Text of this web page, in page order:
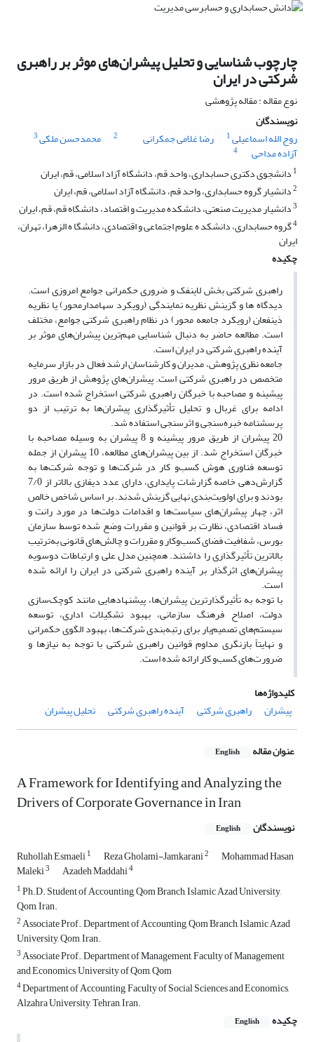
چارچوب شناسایی و تحلیل پیشران‌های موثر بر راهبری
شرکتی در ایران
نوع مقاله : مقاله پژوهشی
نویسندگان
روح الله اسماعیلی1 رضا غلامی جمکرانی 2 محمدحسن ملکی3
آزاده مداحی
4
1 دانشجوی دکتری حسابداری، واحد قم، دانشگاه آزاد اسلامی، قم، ایران
2دانشیار گروه حسابداری، واحد قم، دانشگاه آزاد اسلامی، قم، ایران
3دانشیار مدیریت صنعتی، دانشکده مدیریت و اقتصاد، دانشگاه قم، قم، ایران
4گروه حسابداری، دانشکد ه علوم اجتماعی و اقتصادی، دانشگا ه الزهرا، تهران،
ایران
چکیده
راهبری شرکتی بخش لاینفک و ضروری حکمرانی جوامع امروزی است.
دیدگاه ها و گزینش نظریه نمایندگی (رویکرد سهامدارمحور) یا نظریه
ذینفعان (رویکرد جامعه محور) در نظام راهبری شرکتی جوامع، مختلف
است. مطالعه حاضر به دنبال شناسایی مهم‌ترین پیشران‌های موثر بر
آینده راهبری شرکتی در ایران است.
جامعه نظری پژوهش، مدیران و کارشناسان ارشد فعال در بازار سرمایه
متخصص در راهبری شرکتی است. پیشران‌های پژوهش از طریق مرور
پیشینه و مصاحبه با خبرگان راهبری شرکتی استخراج شده است. در
ادامه برای غربال و تحلیل تأثیرگذاری پیشران‌ها به ترتیب از دو
پرسشنامه خبره‌سنجی و اثرسنجی استفاده شد.
20 پیشران از طریق مرور پیشینه و 8 پیشران به وسیله مصاحبه با
خبرگان استخراج شد. از بین پیشران‌های مطالعه، 10 پیشران از جمله
توسعه فناوری هوش کسب‌و کار در شرکت‌ها و توجه شرکت‌ها به
گزارش‌دهی خاصه گزارشات پایداری، دارای عدد دیفازی بالاتر از 7/0
بودند و برای اولویت‌بندی نهایی گزینش شدند. بر اساس شاخص خالص
اثر، چهار پیشران‌های سیاست‌ها و اقدامات دولت‌ها در مورد رانت و
فساد اقتصادی، نظارت بر قوانین و مقررات وضع شده توسط سازمان
بورس، شفافیت فضای کسب‌و‌کار و مقررات و چالش‌های قانونی به‌ترتیب
بالاترین تأثیرگذاری را داشتند. همچنین مدل علی و ارتباطات دوسویه
پیشران‌های اثرگذار بر آینده راهبری شرکتی در ایران را ارائه شده
است.
با توجه به تأثیرگذارترین پیشران‌ها، پیشنهادهایی مانند کوچک‌سازی
دولت، اصلاح فرهنگ سازمانی، بهبود تشکیلات اداری، توسعه
سیستم‌های تصمیم‌یار برای رتبه‌بندی شرکت‌ها، بهبود الگوی حکمرانی
و نهایتاً بازنگری مداوم قوانین راهبری شرکتی با توجه به نیازها و
ضرورت‌های کسب‌و کار ارائه شده است.
کلیدواژه‌ها
پیشران
راهبری شرکتی آینده راهبری شرکتی تحلیل پیشران
عنوان مقاله English
A Framework for Identifying and Analyzing the
Drivers of Corporate Governance in Iran
نویسندگان English
Ruhollah Esmaeli1 Reza Gholami-Jamkarani2 Mohammad Hasan
Maleki3 Azadeh Maddahi4
1Ph.D. Student of Accounting, Qom Branch, Islamic Azad University,
Qom, Iran.
2Associate Prof., Department of Accounting, Qom Branch, Islamic Azad
University, Qom, Iran.
3Associate Prof., Department of Management, Faculty of Management
and Economics, University of Qom, Qom
4Department of Accounting, Faculty of Social Sciences and Economics,
Alzahra University, Tehran, Iran.
چکیده
English